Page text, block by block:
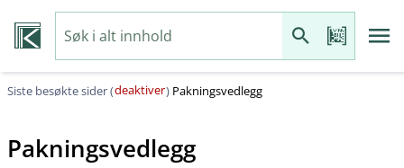
Siste besøkte sider (deaktiver) Pakningsvedlegg
Pakningsvedlegg